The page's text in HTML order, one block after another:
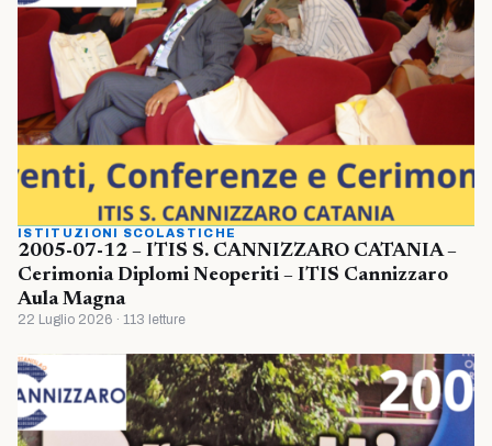
ISTITUZIONI SCOLASTICHE
2005-07-12 – ITIS S. CANNIZZARO CATANIA –
Cerimonia Diplomi Neoperiti – ITIS Cannizzaro
Aula Magna
22 Luglio 2026 · 113 letture